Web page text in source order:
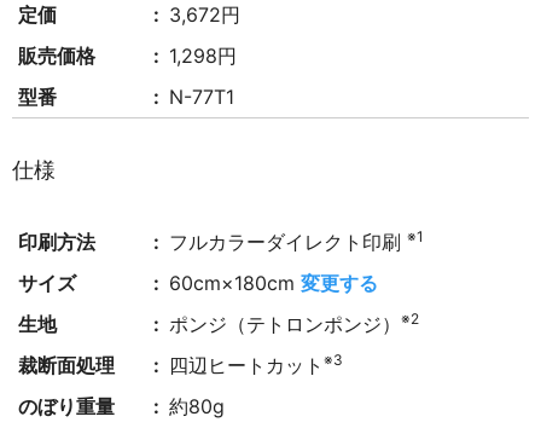
定価
3,672円
販売価格
1,298円
型番
N-77T1
仕様
印刷方法 フルカラーダイレクト印刷※1
サイズ 60cm×180cm変更する
生地
ポンジ（テトロンポンジ）※2
裁断面処理 四辺ヒートカット※3
のぼり重量
約80g